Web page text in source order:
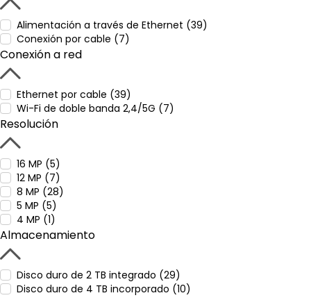
Alimentación a través de Ethernet (39)
Conexión por cable (7)
Conexión a red
Ethernet por cable (39)
Wi-Fi de doble banda 2,4/5G (7)
Resolución
16 MP (5)
12 MP (7)
8 MP (28)
5 MP (5)
4 MP (1)
Almacenamiento
Disco duro de 2 TB integrado (29)
Disco duro de 4 TB incorporado (10)